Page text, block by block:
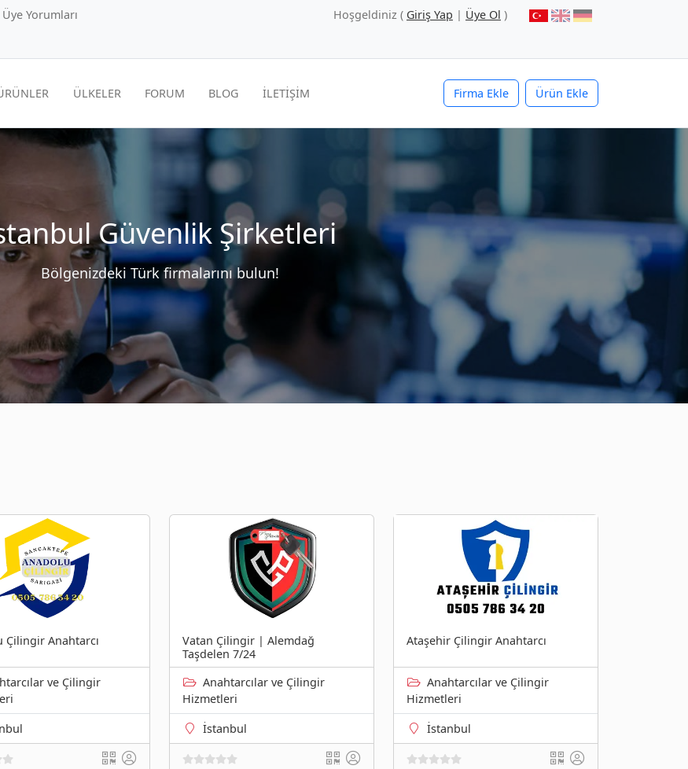
Üye Yorumları
Hoşgeldiniz ( Giriş Yap | Üye Ol )
Firma Ekle Ürün Ekle
ÜLKELER FORUM BLOG İLETİŞİM
Güvenlik Şirketleri
Bölgenizdeki Türk firmalarını bulun!
Çilingir Anahtarcı
ve Çilingir
Vatan Çilingir | Alemdağ
Taşdelen 7/24
Anahtarcılar ve Çilingir
Hizmetleri
İstanbul
Ataşehir Çilingir Anahtarcı
Anahtarcılar ve Çilingir
Hizmetleri
İstanbul